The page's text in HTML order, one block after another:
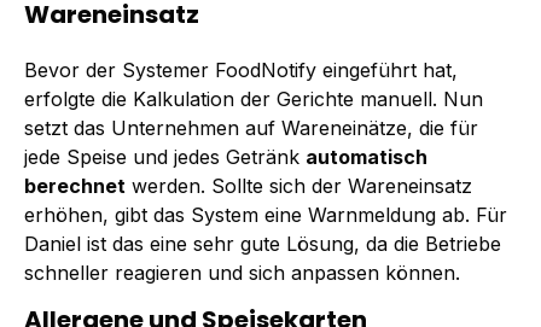
Wareneinsatz
Bevor der Systemer FoodNotify eingeführt hat,
erfolgte die Kalkulation der Gerichte manuell. Nun
setzt das Unternehmen auf Wareneinätze, die für
jede Speise und jedes Getränk automatisch
berechnet werden. Sollte sich der Wareneinsatz
erhöhen, gibt das System eine Warnmeldung ab. Für
Daniel ist das eine sehr gute Lösung, da die Betriebe
schneller reagieren und sich anpassen können.
Allergene und Speisekarten